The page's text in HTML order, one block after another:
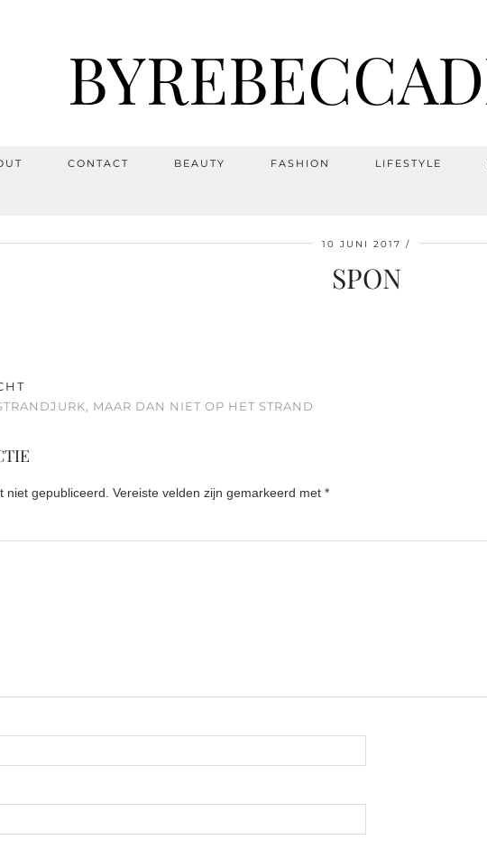
CONTACT BEAUTY FASHION LIFESTYLE
10 JUNI 2017
SPON
MAAR DAN NIET OP HET STRAND
niet gepubliceerd. Vereiste velden zijn gemarkeerd met *